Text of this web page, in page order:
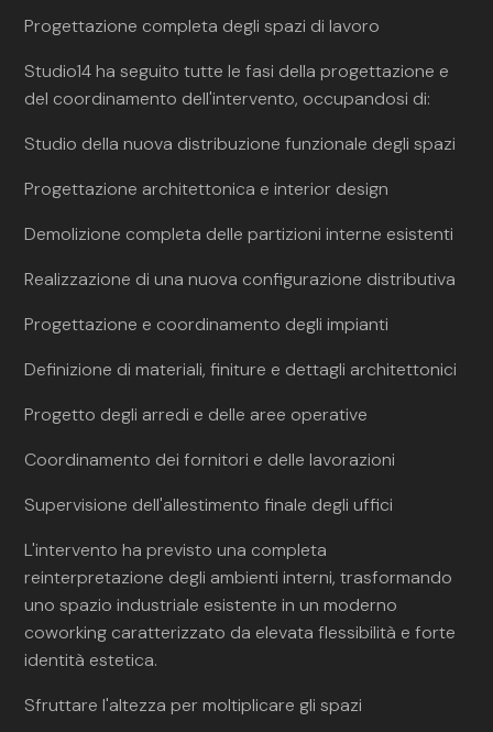
Progettazione completa degli spazi di lavoro
Studio14 ha seguito tutte le fasi della progettazione e
del coordinamento dell'intervento, occupandosi di:
Studio della nuova distribuzione funzionale degli spazi
Progettazione architettonica e interior design
Demolizione completa delle partizioni interne esistenti
Realizzazione di una nuova configurazione distributiva
Progettazione e coordinamento degli impianti
Definizione di materiali, finiture e dettagli architettonici
Progetto degli arredi e delle aree operative
Coordinamento dei fornitori e delle lavorazioni
Supervisione dell'allestimento finale degli uffici
L'intervento ha previsto una completa
reinterpretazione degli ambienti interni, trasformando
uno spazio industriale esistente in un moderno
coworking caratterizzato da elevata flessibilità e forte
identità estetica.
Sfruttare l'altezza per moltiplicare gli spazi